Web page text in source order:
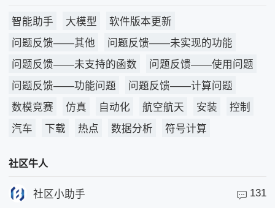
智能助手 大模型
软件版本更新
问题反馈——其他
问题反馈——未实现的功能
问题反馈——未支持的函数
问题反馈——使用问题
问题反馈——功能问题
问题反馈——计算问题
数模竞赛
仿真 自动化 航空航天 安装
控制
汽车
下载 热点 数据分析 符号计算
社区牛人
社区小助手 131